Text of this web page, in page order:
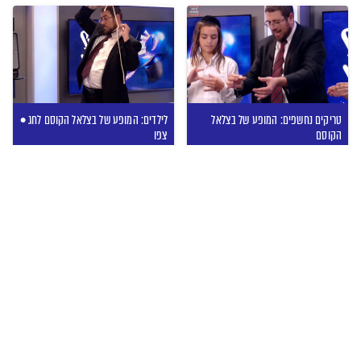
טריקים נחשפים: המופע של בצלאל
הקוסם
לילדים: המופע של בצלאל הקוסם לחג •
צפו